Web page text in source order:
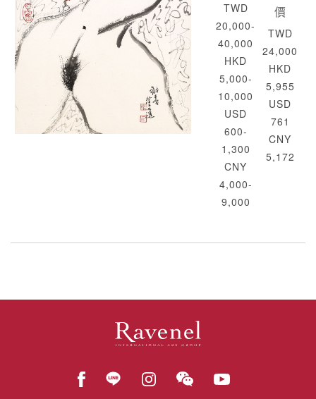
TWD
20,000-
40,000
HKD
5,000-
10,000
USD
600-
1,300
CNY
4,000-
9,000
價
TWD
24,000
HKD
5,955
USD
761
CNY
5,172